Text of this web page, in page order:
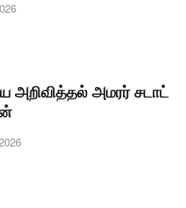
அறிவித்தல் அமரர் சடாட்